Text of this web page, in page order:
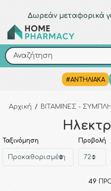
Δωρεάν μεταφορικά
Αναζήτηση
#ΑΝΤΗΛΙΑΚΑ
Αρχική / ΒΙΤΑΜΙΝΕΣ -
Ταξινόμηση Προβολή
49